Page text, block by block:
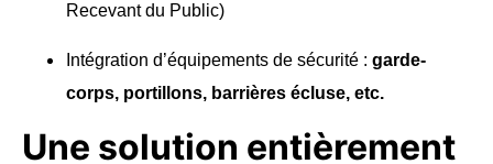
Recevant du Public)
Intégration d’équipements de sécurité : garde-
corps, portillons, barrières écluse, etc.
Une solution entièrement